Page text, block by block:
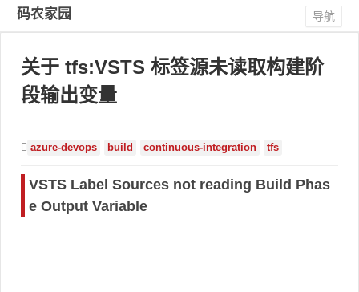
码农家园 导航
关于 tfs:VSTS 标签源未读取构建阶
段输出变量
azure-devops build continuous-integration tfs
VSTS Label Sources not reading Build Phas
e Output Variable